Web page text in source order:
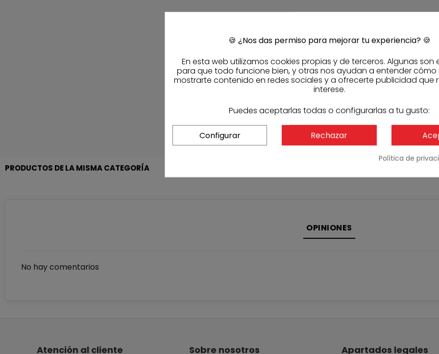
Ver
Código Sasmak
Referencia
PRODUCTOS DE LA MISMA CATEGORÍA
OPINIONES
No hay comentarios
Atención al cliente Sobre nosotros Apartados legales
🍪 ¿Nos das permiso para mejorar tu experiencia? 🍪
En esta web utilizamos cookies propias y de terceros. Algunas son
para que todo funcione bien, y otras nos ayudan a entender cómo
mostrarte contenido en redes sociales y a ofrecerte publicidad que
interese.
Puedes aceptarlas todas o configurarlas a tu gusto:
Configurar Rechazar
Política de